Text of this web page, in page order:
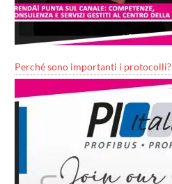
Perché sono importanti i protocolli?